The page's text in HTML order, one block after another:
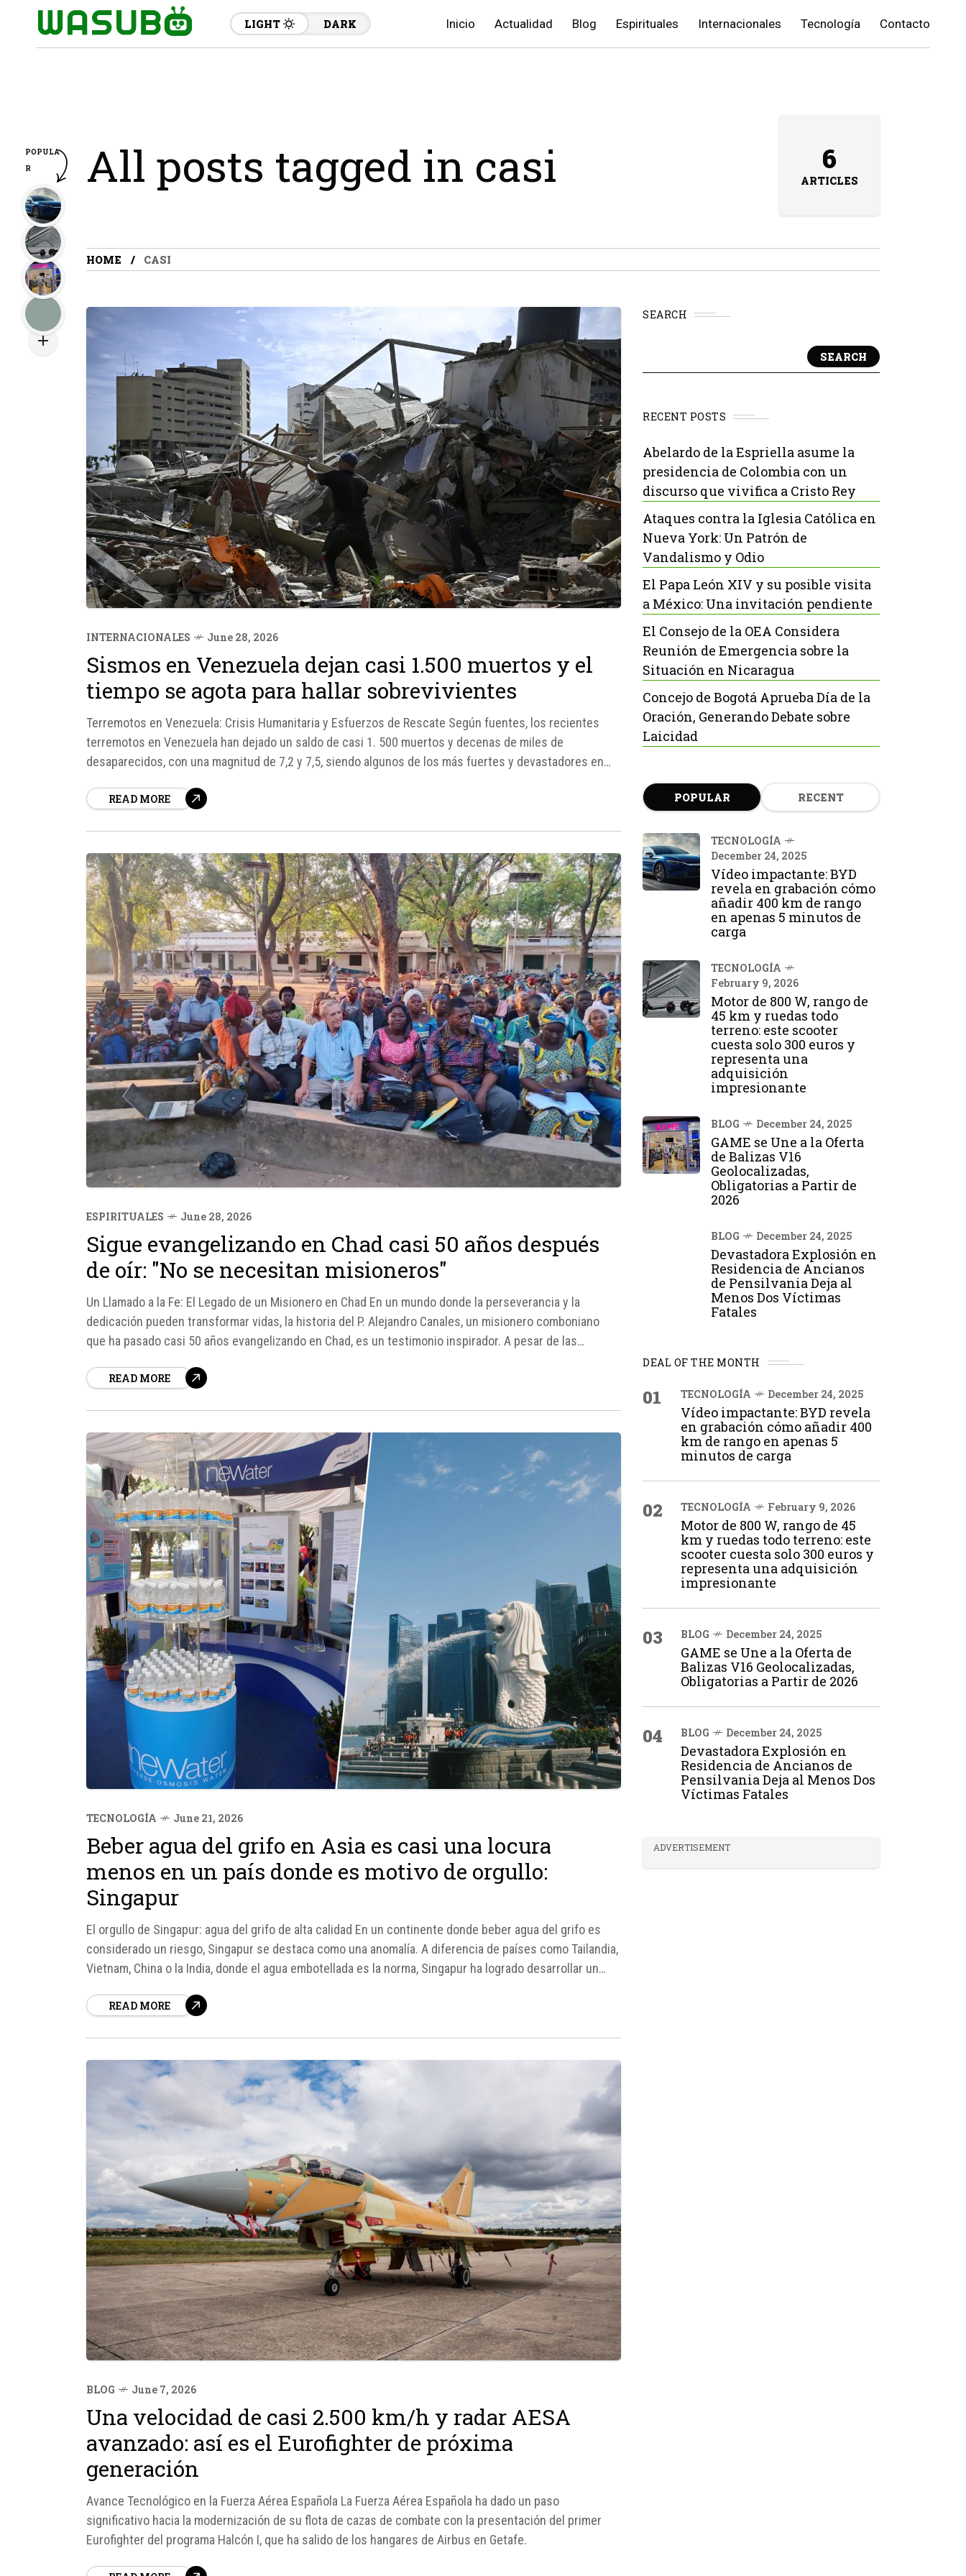
LIGHT DARK Inicio Actualidad Blog Espirituales Internacionales Tecnología Contacto
All posts tagged in casi 6
ARTICLES
HOME CASI
INTERNACIONALES June 28, 2026
Sismos en Venezuela dejan casi 1.500 muertos y el
tiempo se agota para hallar sobrevivientes
Terremotos en Venezuela: Crisis Humanitaria y Esfuerzos de Rescate Según fuentes, los recientes
terremotos en Venezuela han dejado un saldo de casi 1. 500 muertos y decenas de miles de
desaparecidos, con una magnitud de 7,2 y 7,5, siendo algunos de los más fuertes y devastadores en
READ MORE
ESPIRITUALES June 28, 2026
Sigue evangelizando en Chad casi 50 años después
de oír: "No se necesitan misioneros"
Un Llamado a la Fe: El Legado de un Misionero en Chad En un mundo donde la perseverancia y la
dedicación pueden transformar vidas, la historia del P. Alejandro Canales, un misionero comboniano
que ha pasado casi 50 años evangelizando en Chad, es un testimonio inspirador. A pesar de las
READ MORE
TECNOLOGÍA June 21, 2026
Beber agua del grifo en Asia es casi una locura
menos en un país donde es motivo de orgullo:
Singapur
El orgullo de Singapur: agua del grifo de alta calidad En un continente donde beber agua del grifo es
considerado un riesgo, Singapur se destaca como una anomalía. A diferencia de países como Tailandia,
Vietnam, China o la India, donde el agua embotellada es la norma, Singapur ha logrado desarrollar un
READ MORE
BLOG June 7, 2026
Una velocidad de casi 2.500 km/h y radar AESA
avanzado: así es el Eurofighter de próxima
generación
Avance Tecnológico en la Fuerza Aérea Española La Fuerza Aérea Española ha dado un paso
significativo hacia la modernización de su flota de cazas de combate con la presentación del primer
Eurofighter del programa Halcón I, que ha salido de los hangares de Airbus en Getafe.
SEARCH
SEARCH
RECENT POSTS
Abelardo de la Espriella asume la
presidencia de Colombia con un
discurso que vivifica a Cristo Rey
Ataques contra la Iglesia Católica en
Nueva York: Un Patrón de
Vandalismo y Odio
El Papa León XIV y su posible visita
a México: Una invitación pendiente
El Consejo de la OEA Considera
Reunión de Emergencia sobre la
Situación en Nicaragua
Concejo de Bogotá Aprueba Día de la
Oración, Generando Debate sobre
Laicidad
POPULAR RECENT
TECNOLOGÍA
December 24, 2025
Vídeo impactante: BYD
revela en grabación cómo
añadir 400 km de rango
en apenas 5 minutos de
carga
TECNOLOGÍA
February 9, 2026
Motor de 800 W, rango de
45 km y ruedas todo
terreno: este scooter
cuesta solo 300 euros y
representa una
adquisición
impresionante
BLOG December 24, 2025
GAME se Une a la Oferta
de Balizas V16
Geolocalizadas,
Obligatorias a Partir de
2026
BLOG December 24, 2025
Devastadora Explosión en
Residencia de Ancianos
de Pensilvania Deja al
Menos Dos Víctimas
Fatales
DEAL OF THE MONTH
01 TECNOLOGÍA December 24, 2025
Vídeo impactante: BYD revela
en grabación cómo añadir 400
km de rango en apenas 5
minutos de carga
02 TECNOLOGÍA February 9, 2026
Motor de 800 W, rango de 45
km y ruedas todo terreno: este
scooter cuesta solo 300 euros y
representa una adquisición
impresionante
03 BLOG December 24, 2025
GAME se Une a la Oferta de
Balizas V16 Geolocalizadas,
Obligatorias a Partir de 2026
04 BLOG December 24, 2025
Devastadora Explosión en
Residencia de Ancianos de
Pensilvania Deja al Menos Dos
Víctimas Fatales
ADVERTISEMENT
POPULA
R